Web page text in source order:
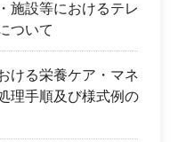
施設等におけるテレ
ついて
ける栄養ケア・マネ
理手順及び様式例の